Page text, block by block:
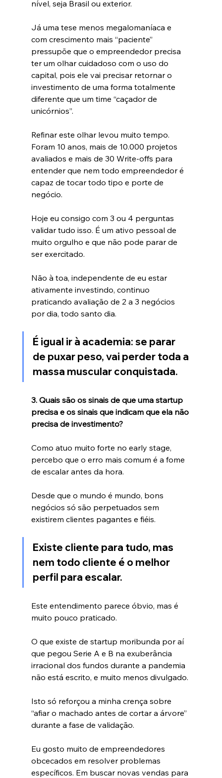
nível, seja Brasil ou exterior.
Já uma tese menos megalomaníaca e
com crescimento mais “paciente”
pressupõe que o empreendedor precisa
ter um olhar cuidadoso com o uso do
capital, pois ele vai precisar retornar o
investimento de uma forma totalmente
diferente que um time “caçador de
unicórnios”.
Refinar este olhar levou muito tempo.
Foram 10 anos, mais de 10.000 projetos
avaliados e mais de 30 Write-offs para
entender que nem todo empreendedor é
capaz de tocar todo tipo e porte de
negócio.
Hoje eu consigo com 3 ou 4 perguntas
validar tudo isso. É um ativo pessoal de
muito orgulho e que não pode parar de
ser exercitado.
Não à toa, independente de eu estar
ativamente investindo, continuo
praticando avaliação de 2 a 3 negócios
por dia, todo santo dia.
É igual ir à academia: se parar
de puxar peso, vai perder toda a
massa muscular conquistada.
3. Quais são os sinais de que uma startup
precisa e os sinais que indicam que ela não
precisa de investimento?
Como atuo muito forte no early stage,
percebo que o erro mais comum é a fome
de escalar antes da hora.
Desde que o mundo é mundo, bons
negócios só são perpetuados sem
existirem clientes pagantes e fiéis.
Existe cliente para tudo, mas
nem todo cliente é o melhor
perfil para escalar.
Este entendimento parece óbvio, mas é
muito pouco praticado.
O que existe de startup moribunda por aí
que pegou Serie A e B na exuberância
irracional dos fundos durante a pandemia
não está escrito, e muito menos divulgado.
Isto só reforçou a minha crença sobre
“afiar o machado antes de cortar a árvore”
durante a fase de validação.
Eu gosto muito de empreendedores
obcecados em resolver problemas
específicos. Em buscar novas vendas para